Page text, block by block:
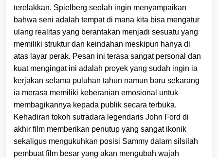
terelakkan. Spielberg seolah ingin menyampaikan
bahwa seni adalah tempat di mana kita bisa mengatur
ulang realitas yang berantakan menjadi sesuatu yang
memiliki struktur dan keindahan meskipun hanya di
atas layar perak. Pesan ini terasa sangat personal dan
kuat mengingat ini adalah proyek yang sudah ingin ia
kerjakan selama puluhan tahun namun baru sekarang
ia merasa memiliki keberanian emosional untuk
membagikannya kepada publik secara terbuka.
Kehadiran tokoh sutradara legendaris John Ford di
akhir film memberikan penutup yang sangat ikonik
sekaligus mengukuhkan posisi Sammy dalam silsilah
pembuat film besar yang akan mengubah wajah